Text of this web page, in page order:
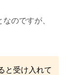
のですが、
と受け入れて